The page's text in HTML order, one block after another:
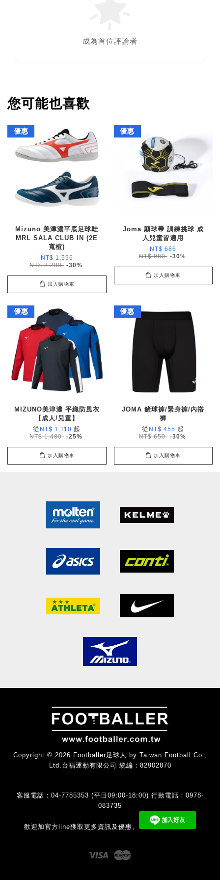
成為首位評論者
您可能也喜歡
優惠
Mizuno 美津濃平底足球鞋
MRL SALA CLUB IN (2E
寬楦)
NT$ 1,596
NT$ 2,280 -30%
加入購物車
優惠
Joma 顛球帶 訓練挑球 成
人兒童皆適用
NT$ 686
NT$ 980 -30%
加入購物車
優惠
MIZUNO美津濃 平織防風衣
【成人/兒童】
從 NT$ 1,110 起
NT$ 1,480 -25%
加入購物車
優惠
JOMA 鏟球褲/緊身褲/內搭
褲
從 NT$ 455 起
NT$ 650 -30%
加入購物車
Copyright © 2026 Footballer足球人 by Taiwan Football Co.,
Ltd.台福運動有限公司 統編：82902870
客服電話：04-7785353 (平日09:00-18:00) 行動電話：0978-
083735
歡迎加官方line獲取更多資訊及優惠。
Visa